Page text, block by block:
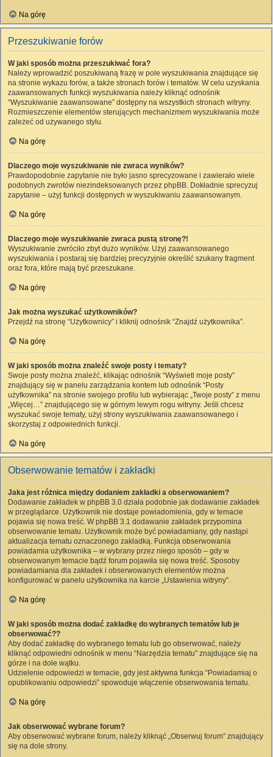
Na górę
Przeszukiwanie forów
W jaki sposób można przeszukiwać fora?
Należy wprowadzić poszukiwaną frazę w pole wyszukiwania znajdujące się
na stronie wykazu forów, a także stronach forów i tematów. W celu uzyskania
zaawansowanych funkcji wyszukiwania należy kliknąć odnośnik
“Wyszukiwanie zaawansowane” dostępny na wszystkich stronach witryny.
Rozmieszczenie elementów sterujących mechanizmem wyszukiwania może
zależeć od używanego stylu.
Na górę
Dlaczego moje wyszukiwanie nie zwraca wyników?
Prawdopodobnie zapytanie nie było jasno sprecyzowane i zawierało wiele
podobnych zwrotów niezindeksowanych przez phpBB. Dokładnie sprecyzuj
zapytanie – użyj funkcji dostępnych w wyszukiwaniu zaawansowanym.
Na górę
Dlaczego moje wyszukiwanie zwraca pustą stronę?!
Wyszukiwanie zwróciło zbyt dużo wyników. Użyj zaawansowanego
wyszukiwania i postaraj się bardziej precyzyjnie określić szukany fragment
oraz fora, które mają być przeszukane.
Na górę
Jak można wyszukać użytkowników?
Przejdź na stronę “Użytkownicy” i kliknij odnośnik “Znajdź użytkownika”.
Na górę
W jaki sposób można znaleźć swoje posty i tematy?
Swoje posty można znaleźć, klikając odnośnik “Wyświetl moje posty”
znajdujący się w panelu zarządzania kontem lub odnośnik “Posty
użytkownika” na stronie swojego profilu lub wybierając „Twoje posty” z menu
„Więcej…” znajdującego się w górnym lewym rogu witryny. Jeśli chcesz
wyszukać swoje tematy, użyj strony wyszukiwania zaawansowanego i
skorzystaj z odpowiednich funkcji.
Na górę
Obserwowanie tematów i zakładki
Jaka jest różnica między dodaniem zakładki a obserwowaniem?
Dodawanie zakładek w phpBB 3.0 działa podobnie jak dodawanie zakładek
w przeglądarce. Użytkownik nie dostaje powiadomienia, gdy w temacie
pojawia się nowa treść. W phpBB 3.1 dodawanie zakładek przypomina
obserwowanie tematu. Użytkownik może być powiadamiany, gdy nastąpi
aktualizacja tematu oznaczonego zakładką. Funkcja obserwowania
powiadamia użytkownika – w wybrany przez niego sposób – gdy w
obserwowanym temacie bądź forum pojawiła się nowa treść. Sposoby
powiadamiania dla zakładek i obserwowanych elementów można
konfigurować w panelu użytkownika na karcie „Ustawienia witryny”.
Na górę
W jaki sposób można dodać zakładkę do wybranych tematów lub je
obserwować??
Aby dodać zakładkę do wybranego tematu lub go obserwować, należy
kliknąć odpowiedni odnośnik w menu “Narzędzia tematu” znajdujące się na
górze i na dole wątku.
Udzielenie odpowiedzi w temacie, gdy jest aktywna funkcja “Powiadamiaj o
opublikowaniu odpowiedzi” spowoduje włączenie obserwowania tematu.
Na górę
Jak obserwować wybrane forum?
Aby obserwować wybrane forum, należy kliknąć „Obserwuj forum” znajdujący
się na dole strony.